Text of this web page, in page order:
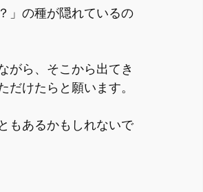
」の種が隠れているの
がら、そこから出てき
けたらと願います。
もあるかもしれないで